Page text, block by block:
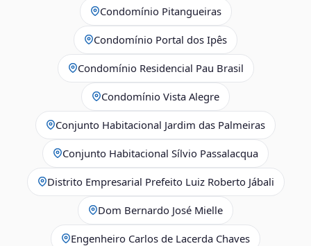
Condomínio Pitangueiras
Condomínio Portal dos Ipês
Condomínio Residencial Pau Brasil
Condomínio Vista Alegre
Conjunto Habitacional Jardim das Palmeiras
Conjunto Habitacional Sílvio Passalacqua
Distrito Empresarial Prefeito Luiz Roberto Jábali
Dom Bernardo José Mielle
Engenheiro Carlos de Lacerda Chaves